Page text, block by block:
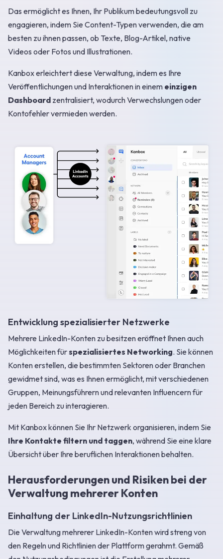
Das ermöglicht es Ihnen, Ihr Publikum bedeutungsvoll zu
engagieren, indem Sie Content-Typen verwenden, die am
besten zu ihnen passen, ob Texte, Blog-Artikel, native
Videos oder Fotos und Illustrationen.
Kanbox erleichtert diese Verwaltung, indem es Ihre
Veröffentlichungen und Interaktionen in einem einzigen
Dashboard zentralisiert, wodurch Verwechslungen oder
Kontofehler vermieden werden.
Entwicklung spezialisierter Netzwerke
Mehrere LinkedIn-Konten zu besitzen eröffnet Ihnen auch
Möglichkeiten fürspezialisiertes Networking. Sie können
Konten erstellen, die bestimmten Sektoren oder Branchen
gewidmet sind, was es Ihnen ermöglicht, mit verschiedenen
Gruppen, Meinungsführern und relevanten Influencern für
jeden Bereich zu interagieren.
Mit Kanbox können Sie Ihr Netzwerk organisieren, indem Sie
Ihre Kontakte filtern und taggen, während Sie eine klare
Übersicht über Ihre beruflichen Interaktionen behalten.
Herausforderungen und Risiken bei der
Verwaltung mehrerer Konten
Einhaltung der LinkedIn-Nutzungsrichtlinien
Die Verwaltung mehrerer LinkedIn-Konten wird streng von
den Regeln und Richtlinien der Plattform gerahmt. Gemäß